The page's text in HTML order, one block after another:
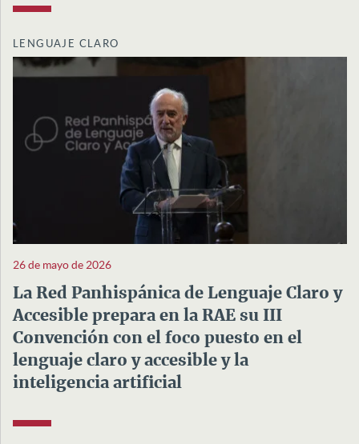
LENGUAJE CLARO
26 de mayo de 2026
La Red Panhispánica de Lenguaje Claro y
Accesible prepara en la RAE su III
Convención con el foco puesto en el
lenguaje claro y accesible y la
inteligencia artificial